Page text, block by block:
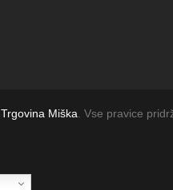
Trgovina Miška. Vse pravice